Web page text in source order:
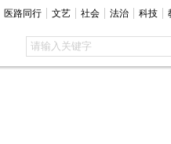
医路同行 文艺 社会 法治 科技